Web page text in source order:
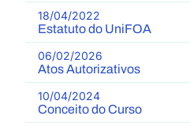
18/04/2022
Estatuto do UniFOA
06/02/2026
Atos Autorizativos
10/04/2024
Conceito do Curso